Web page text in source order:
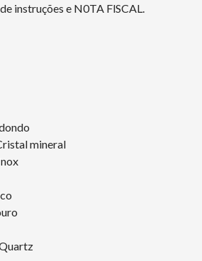
instruções e N0TA FlSCAL.
mineral